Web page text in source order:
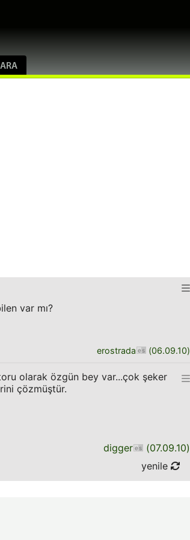
ARA
var mı?
erostrada (06.09.10)
olarak özgün bey var...çok şeker
çözmüştür.
digger (07.09.10)
yenile